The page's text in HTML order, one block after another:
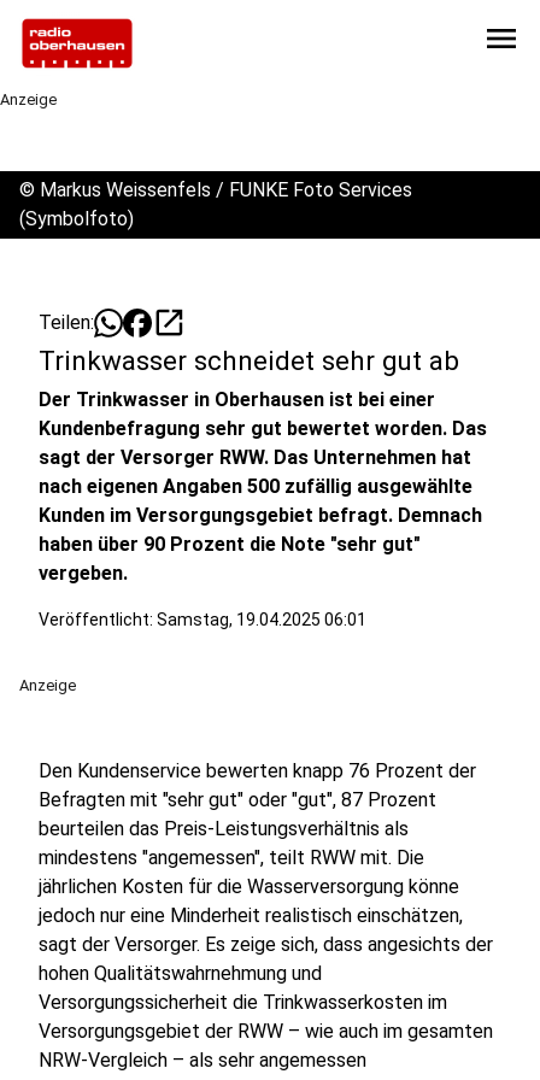
menu
Anzeige
© Markus Weissenfels / FUNKE Foto Services
(Symbolfoto)
Teilen: open_in_new
Trinkwasser schneidet sehr gut ab
Der Trinkwasser in Oberhausen ist bei einer
Kundenbefragung sehr gut bewertet worden. Das
sagt der Versorger RWW. Das Unternehmen hat
nach eigenen Angaben 500 zufällig ausgewählte
Kunden im Versorgungsgebiet befragt. Demnach
haben über 90 Prozent die Note "sehr gut"
vergeben.
Veröffentlicht: Samstag, 19.04.2025 06:01
Anzeige
Den Kundenservice bewerten knapp 76 Prozent der
Befragten mit "sehr gut" oder "gut", 87 Prozent
beurteilen das Preis-Leistungsverhältnis als
mindestens "angemessen", teilt RWW mit. Die
jährlichen Kosten für die Wasserversorgung könne
jedoch nur eine Minderheit realistisch einschätzen,
sagt der Versorger. Es zeige sich, dass angesichts der
hohen Qualitätswahrnehmung und
Versorgungssicherheit die Trinkwasserkosten im
Versorgungsgebiet der RWW – wie auch im gesamten
NRW-Vergleich – als sehr angemessen